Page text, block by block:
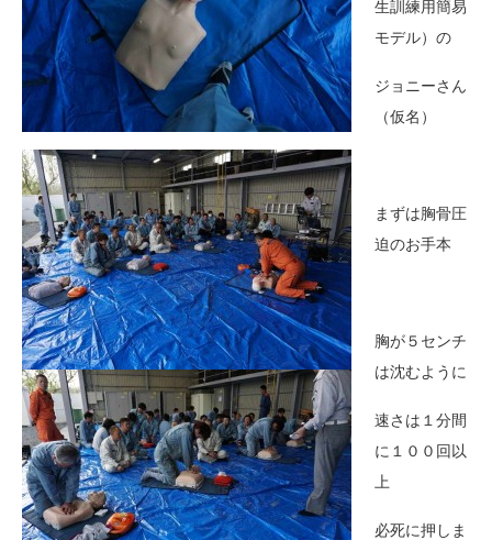
生訓練用簡易
モデル）の
ジョニーさん
（仮名）
まずは胸骨圧
迫のお手本
胸が５センチ
は沈むように
速さは１分間
に１００回以
上
必死に押しま